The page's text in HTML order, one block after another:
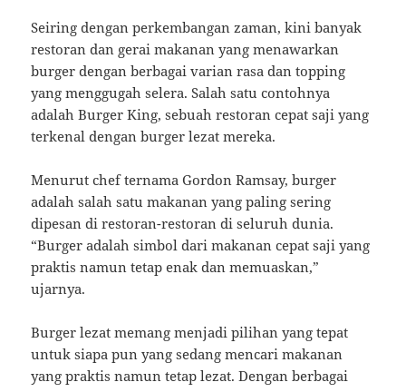
Seiring dengan perkembangan zaman, kini banyak
restoran dan gerai makanan yang menawarkan
burger dengan berbagai varian rasa dan topping
yang menggugah selera. Salah satu contohnya
adalah Burger King, sebuah restoran cepat saji yang
terkenal dengan burger lezat mereka.
Menurut chef ternama Gordon Ramsay, burger
adalah salah satu makanan yang paling sering
dipesan di restoran-restoran di seluruh dunia.
“Burger adalah simbol dari makanan cepat saji yang
praktis namun tetap enak dan memuaskan,”
ujarnya.
Burger lezat memang menjadi pilihan yang tepat
untuk siapa pun yang sedang mencari makanan
yang praktis namun tetap lezat. Dengan berbagai